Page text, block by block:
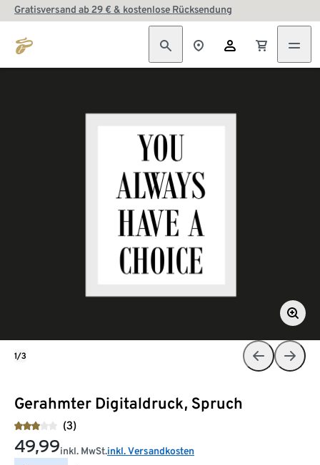
Gratisversand ab 29 € & kostenlose Rücksendung
Gerahmter Digitaldruck, Spruch
(3)
49,99inkl. MwSt.inkl. Versandkosten
1/3